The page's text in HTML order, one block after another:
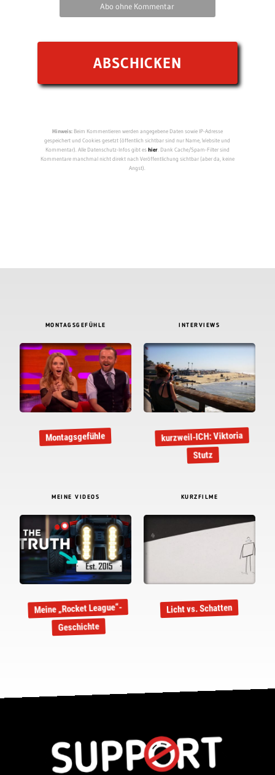
Abo ohne Kommentar
Hinweis:Beim Kommentieren werden angegebene Daten sowie IP-Adresse
gespeichert und Cookies gesetzt (öffentlich sichtbar sind nur Name, Website und
Kommentar). Alle Datenschutz-Infos gibt eshier. Dank Cache/Spam-Filter sind
Kommentare manchmal nicht direkt nach Veröffentlichung sichtbar (aber da, keine
Angst).
MONTAGSGEFÜHLE
Montagsgefühle
INTERVIEWS
kurzweil-ICH: Viktoria
Stutz
MEINE VIDEOS
Meine „Rocket League“-
Geschichte
KURZFILME
Licht vs. Schatten